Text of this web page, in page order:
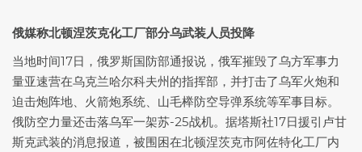
俄媒称北顿涅茨克化工厂部分乌武装人员投降
当地时间17日，俄罗斯国防部通报说，俄军摧毁了乌方军事力
量亚速营在乌克兰哈尔科夫州的指挥部，并打击了乌军火炮和
迫击炮阵地、火箭炮系统、山毛榉防空导弹系统等军事目标。
俄防空力量还击落乌军一架苏-25战机。据塔斯社17日援引卢甘
斯克武装的消息报道，被围困在北顿涅茨克市阿佐特化工厂内